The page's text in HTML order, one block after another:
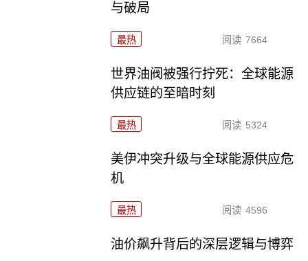
与破局
最热 阅读 7664
世界油阀被强行拧死：全球能源
供应链的至暗时刻
最热 阅读 5324
美伊冲突升级与全球能源供应危
机
最热 阅读 4596
油价飙升背后的深层逻辑与博弈